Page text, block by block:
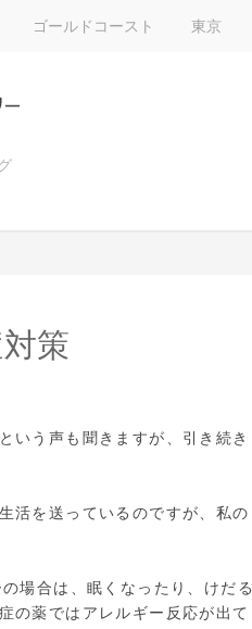
ゴールドコースト 東京
策
いう声も聞きますが、引き続き
活を送っているのですが、私の
場合は、眠くなったり、けだる
の薬ではアレルギー反応が出て